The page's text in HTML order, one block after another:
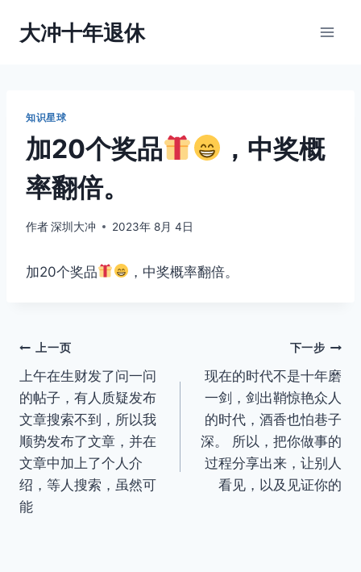
大冲十年退休
知识星球
加20个奖品
，中奖概
率翻倍。
作者深圳大冲 2023年 8月 4日
加20个奖品 ，中奖概率翻倍。
文
章
导
航
上一页
上午在生财发了问一问
的帖子，有人质疑发布
文章搜索不到，所以我
顺势发布了文章，并在
文章中加上了个人介
绍，等人搜索，虽然可
能
下一步
现在的时代不是十年磨
一剑，剑出鞘惊艳众人
的时代，酒香也怕巷子
深。 所以，把你做事的
过程分享出来，让别人
看见，以及见证你的